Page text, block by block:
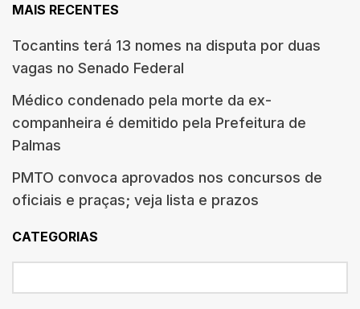
MAIS RECENTES
Tocantins terá 13 nomes na disputa por duas
vagas no Senado Federal
Médico condenado pela morte da ex-
companheira é demitido pela Prefeitura de
Palmas
PMTO convoca aprovados nos concursos de
oficiais e praças; veja lista e prazos
CATEGORIAS